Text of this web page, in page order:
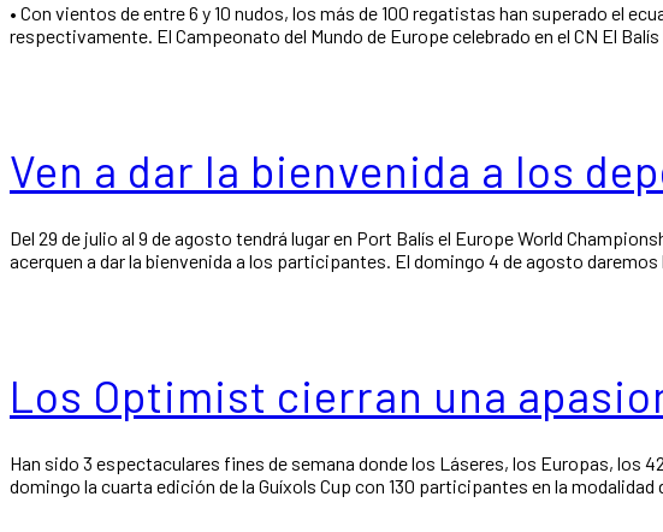
• Con vientos de entre 6 y 10 nudos, los más de 100 regatistas han superado el
respectivamente. El Campeonato del Mundo de Europe celebrado en el CN El
Ven a dar la bienvenida a los
Del 29 de julio al 9 de agosto tendrá lugar en Port Balís el Europe World
acerquen a dar la bienvenida a los participantes. El domingo 4 de agosto daremos
Los Optimist cierran una
Han sido 3 espectaculares fines de semana donde los Láseres, los Europas, los
domingo la cuarta edición de la Guíxols Cup con 130 participantes en la modalidad